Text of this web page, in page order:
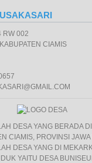
RW 002
CIAMIS
DESA YANG BERADA
CIAMIS, PROVINSI JAWA
DESA YANG DI
YAITU DESA